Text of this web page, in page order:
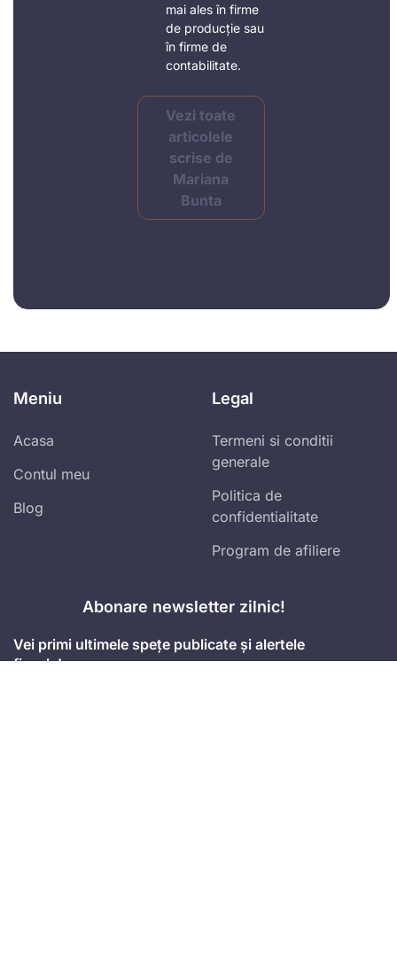
mai ales în firme
de producție sau
în firme de
contabilitate.
Vezi toate
articolele
scrise de
Mariana
Bunta
Meniu
Acasa
Contul meu
Blog
Legal
Termeni si conditii
generale
Politica de
confidentialitate
Program de afiliere
Abonare newsletter zilnic!
Vei primi ultimele spețe publicate și alertele
fiscale!